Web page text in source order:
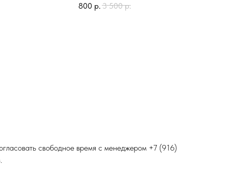
800 р. 3 500 р.
свободное время с менеджером +7 (916)